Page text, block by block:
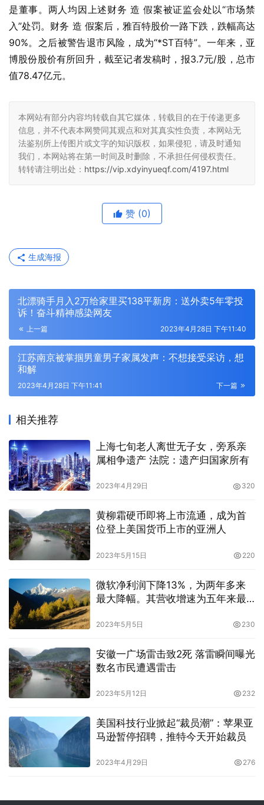
是董事。两人均因上述财务 造 假案被证监会处以“市场禁
入”处罚。财务 造 假案后，雅百特股价一路下跌，跌幅高达
90%。之后被警告退市风险，成为“*ST百特”。一年来，亚
博股份股价有所回升，截至记者发稿时，报3.7元/股，总市
值78.47亿元。
本网站有部分内容均转载自其它媒体，转载目的在于传递更多
信息，并不代表本网赞同其观点和对其真实性负责，本网站无
法鉴别所上传图片或文字的知识版权，如果侵犯，请及时通知
我们，本网站将在第一时间及时删除，不承担任何侵权责任。
转转请注明出处： https://vip.xdyinyueqf.com/4197.html
赞 (0)
生成海报
北漂骑手月入2万给家里买138平新房：送外卖5年零投
诉！奋斗精神感染网友
上一篇 2023年4月28日 下午11:40
江苏南京被掌掴男童男子家属发声：不想接受采访，想
和解
下一篇
2023年4月28日 下午11:41
相关推荐
上海七旬老人离世无子女，旁系亲
属相争遗产 法院：遗产归国家所有
2023年4月29日 320
黄柳霜硬币即将上市流通，成为首
位登上美国货币上市的亚洲人
2023年5月15日 220
微软净利润下降13%，为两年多来
最大降幅。其营收增速为五年来最
2023年5月5日 230
安徽一广场雷击致2死 落雷瞬间曝光
数名市民遭遇雷击
2023年5月12日 232
美国科技行业掀起“裁员潮”：苹果亚
马逊暂停招聘，推特今天开始裁员
2023年4月29日 276